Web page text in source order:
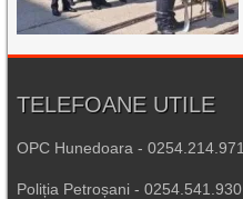
TELEFOANE UTILE
OPC Hunedoara - 0254.214.971
Poliția Petroșani - 0254.541.930